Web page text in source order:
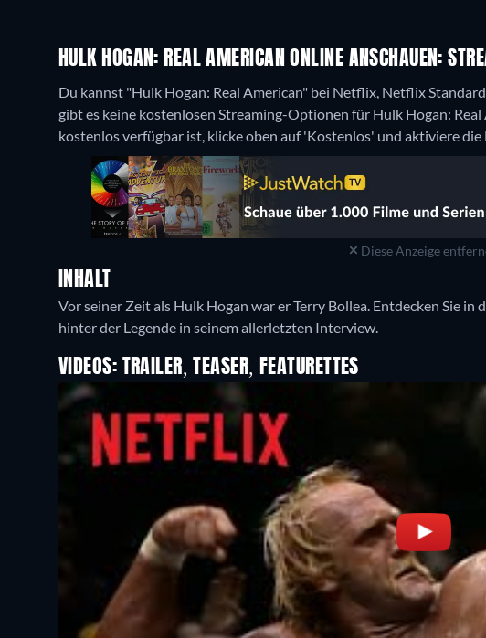
HULK HOGAN: REAL AMERICAN ONLINE ANSCHAUEN:
Du kannst "Hulk Hogan: Real American" bei Netflix, Netflix
gibt es keine kostenlosen Streaming-Optionen für Hulk Hogan:
kostenlos verfügbar ist, klicke oben auf 'Kostenlos' und aktiviere die
Diese Anzeige
INHALT
Vor seiner Zeit als Hulk Hogan war er Terry Bollea. Entdecken Sie
hinter der Legende in seinem allerletzten Interview.
VIDEOS: TRAILER, TEASER, FEATURETTES